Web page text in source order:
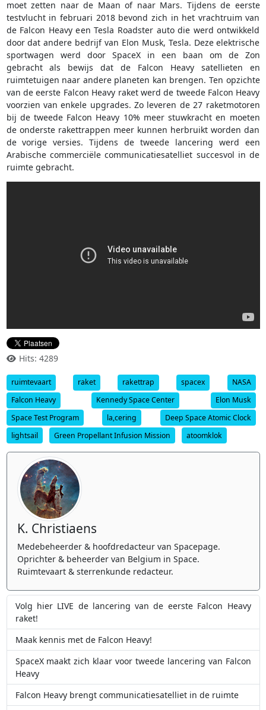
moet zetten naar de Maan of naar Mars. Tijdens de eerste
testvlucht in februari 2018 bevond zich in het vrachtruim van
de Falcon Heavy een Tesla Roadster auto die werd ontwikkeld
door dat andere bedrijf van Elon Musk, Tesla. Deze elektrische
sportwagen werd door SpaceX in een baan om de Zon
gebracht als bewijs dat de Falcon Heavy satellieten en
ruimtetuigen naar andere planeten kan brengen. Ten opzichte
van de eerste Falcon Heavy raket werd de tweede Falcon Heavy
voorzien van enkele upgrades. Zo leveren de 27 raketmotoren
bij de tweede Falcon Heavy 10% meer stuwkracht en moeten
de onderste rakettrappen meer kunnen herbruikt worden dan
de vorige versies. Tijdens de tweede lancering werd een
Arabische commerciële communicatiesatelliet succesvol in de
ruimte gebracht.
Hits: 4289
ruimtevaart raket rakettrap spacex
NASA
Falcon Heavy
Kennedy Space Center
Elon Musk
Space Test Program
la,cering
Deep Space Atomic Clock
lightsail
Green Propellant Infusion Mission atoomklok
K. Christiaens
Medebeheerder & hoofdredacteur van Spacepage.
Oprichter & beheerder van Belgium in Space.
Ruimtevaart & sterrenkunde redacteur.
Volg hier LIVE de lancering van de eerste Falcon Heavy
raket!
Maak kennis met de Falcon Heavy!
SpaceX maakt zich klaar voor tweede lancering van Falcon
Heavy
Falcon Heavy brengt communicatiesatelliet in de ruimte